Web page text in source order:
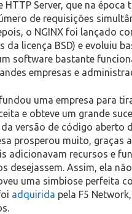
HTTP Server, que na
de requisições
o NGINX foi lançado
da licença BSD) e evoluiu
software bastante
empresas e
uma empresa para
e obteve um grande
versão de código aberto
prosperou muito, graças
adicionavam recursos e
desejassem. Assim, ela
uma simbiose perfeita
adquirida pela F5